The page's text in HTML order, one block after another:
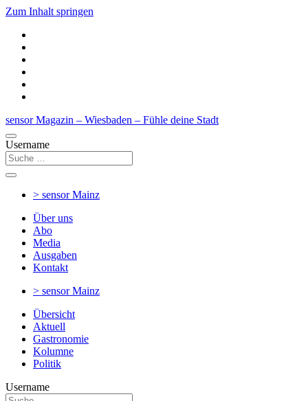
Zum Inhalt springen
sensor Magazin – Wiesbaden – Fühle deine Stadt
Username
> sensorMainz
Über uns
Abo
Media
Ausgaben
Kontakt
> sensorMainz
Übersicht
Aktuell
Gastronomie
Kolumne
Politik
Username